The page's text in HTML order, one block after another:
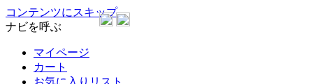
コンテンツにスキップ
ナビを呼ぶ
マイページ
カート
お気に入りリスト